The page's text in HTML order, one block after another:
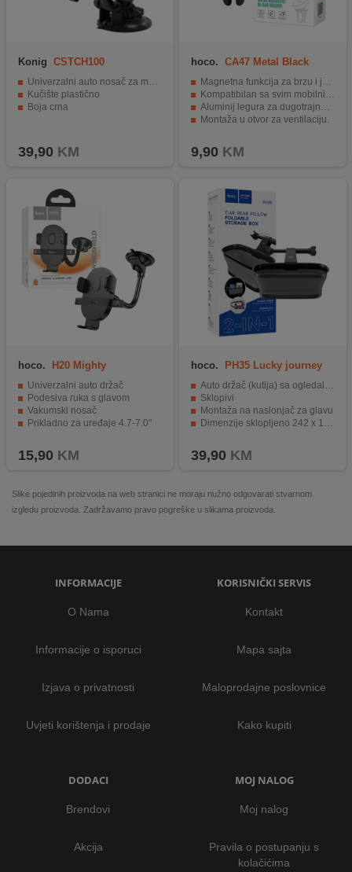
Konig CSTCH100
Univerzalni auto nosač za mobilne uređaje-tablete
Kučište plastično
Boja crna
39,90 KM
hoco. CA47 Metal Black
Magnetna funkcija za brzu i jednostavnu upotrebu.
Kompatibilan sa svim mobilnim uređajima sa magnetnom folijom.
Aluminij legura za dugotrajnost i kvalitetu.
Montaža u otvor za ventilaciju.
9,90 KM
hoco. H20 Mighty
Univerzalni auto držač
Podesiva ruka s glavom
Vakumski nosač
Prikladno za uređaje 4.7-7.0"
15,90 KM
hoco. PH35 Lucky journey
Auto držač (kutija) sa ogledalom
Sklopivi
Montaža na naslonjač za glavu
Dimenzije sklopljeno 242 x 182 x 38 mm
39,90 KM
Slike pojedinih proizvoda na web stranici ne moraju nužno odgovarati stvarnom
izgledu proizvoda. Zadržavamo pravo pogreške u slikama proizvoda.
INFORMACIJE
O Nama
Informacije o isporuci
Izjava o privatnosti
Uvjeti korištenja i prodaje
KORISNIČKI SERVIS
Kontakt
Mapa sajta
Maloprodajne poslovnice
Kako kupiti
DODACI
Brendovi
Akcija
MOJ NALOG
Moj nalog
Pravila o postupanju s
kolačićima